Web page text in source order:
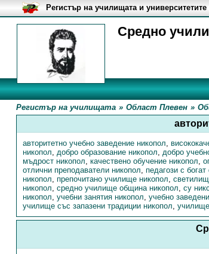
Средно
Регистър на училищата и
Регистър на училищата » Област Плевен »
авторитетно учебно заведение никопол,
никопол, добро образование никопол, добро
мъдрост никопол, качествено обучение никопол,
отлични преподаватели никопол, педагози с
никопол, препочитано училище никопол,
никопол, средно училище община никопол, су
никопол, учебни занятия никопол, учебно
училище със запазени традиции никопол,